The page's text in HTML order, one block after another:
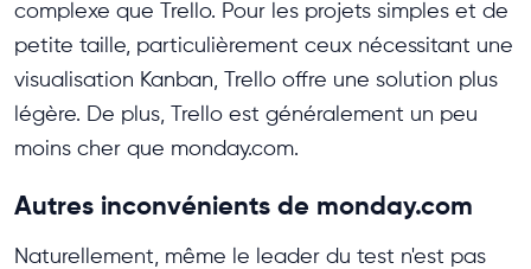
complexe que Trello. Pour les projets simples et de
petite taille, particulièrement ceux nécessitant une
visualisation Kanban, Trello offre une solution plus
légère. De plus, Trello est généralement un peu
moins cher que monday.com.
Autres inconvénients de monday.com
Naturellement, même le leader du test n'est pas